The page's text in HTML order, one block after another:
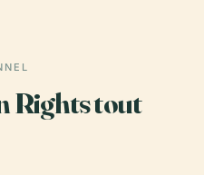
Rights tout